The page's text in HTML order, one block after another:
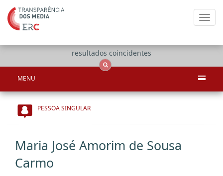
resultados coincidentes
MENU
PESSOA SINGULAR
Maria José Amorim de Sousa
Carmo